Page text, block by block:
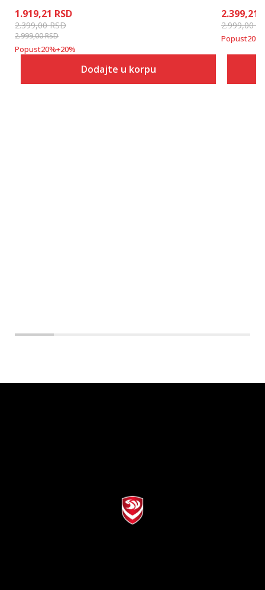
1.919,21 RSD
2.399,00RSD
2.999,00RSD
Popust20%+20%
Dodajte u korpu
2.399,21
2.999,00
Popust20%